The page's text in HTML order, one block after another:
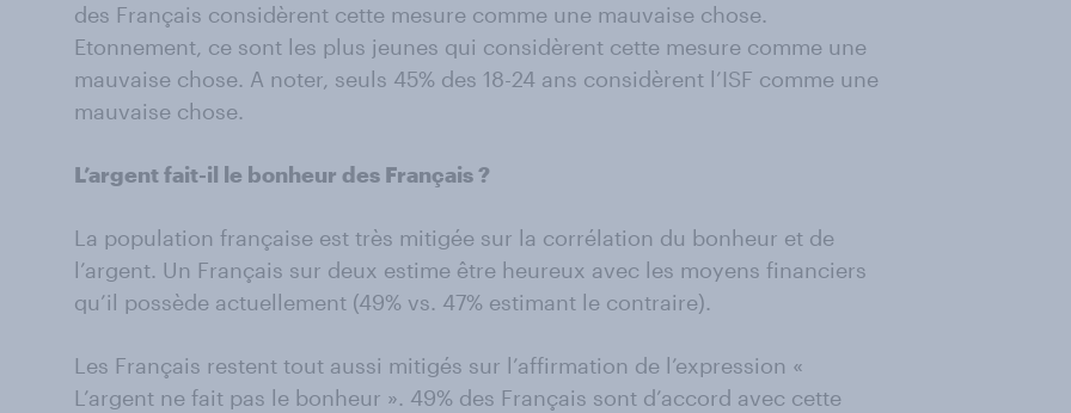
des Français considèrent cette mesure comme une mauvaise chose.
Etonnement, ce sont les plus jeunes qui considèrent cette mesure comme une
mauvaise chose. A noter, seuls 45% des 18-24 ans considèrent l’ISF comme une
mauvaise chose.
L’argent fait-il le bonheur des Français ?
La population française est très mitigée sur la corrélation du bonheur et de
l’argent. Un Français sur deux estime être heureux avec les moyens financiers
qu’il possède actuellement (49% vs. 47% estimant le contraire).
Les Français restent tout aussi mitigés sur l’affirmation de l’expression «
L’argent ne fait pas le bonheur ». 49% des Français sont d’accord avec cette